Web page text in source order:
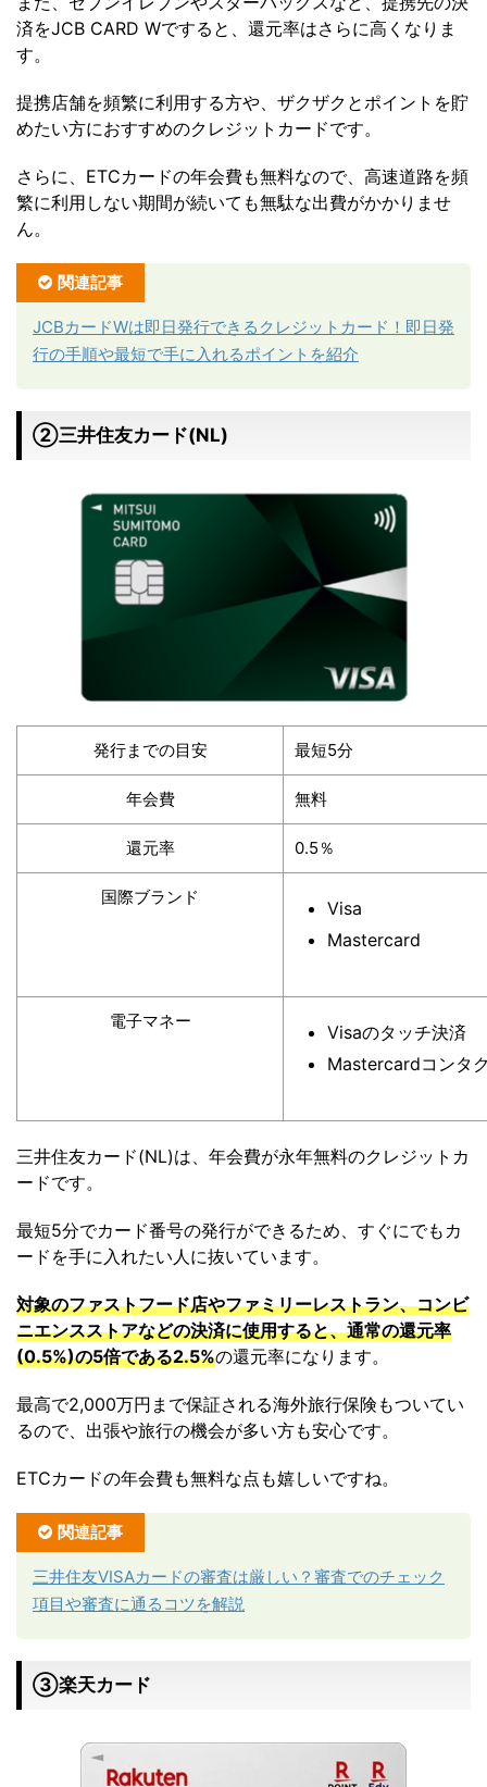
済をJCB CARD Wですると、還元率はさらに高くなりま
す。
提携店舗を頻繁に利用する方や、ザクザクとポイントを貯
めたい方におすすめのクレジットカードです。
さらに、ETCカードの年会費も無料なので、高速道路を頻
繁に利用しない期間が続いても無駄な出費がかかりませ
ん。
関連記事
JCBカードWは即日発行できるクレジットカード！即日発
行の手順や最短で手に入れるポイントを紹介
②三井住友カード(NL)
発行までの目安 最短5分
年会費 無料
還元率 0.5％
国際ブランド
Visa
Mastercard
電子マネー
Visaのタッチ決済
Mastercardコンタ
三井住友カード(NL)は、年会費が永年無料のクレジットカ
ードです。
最短5分でカード番号の発行ができるため、すぐにでもカ
ードを手に入れたい人に抜いています。
対象のファストフード店やファミリーレストラン、コンビ
ニエンスストアなどの決済に使用すると、通常の還元率
(0.5%)の5倍である2.5%の還元率になります。
最高で2,000万円まで保証される海外旅行保険もついてい
るので、出張や旅行の機会が多い方も安心です。
ETCカードの年会費も無料な点も嬉しいですね。
関連記事
三井住友VISAカードの審査は厳しい？審査でのチェック
項目や審査に通るコツを解説
③楽天カード